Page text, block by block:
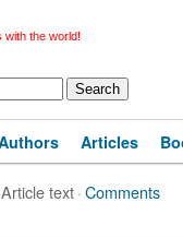
the world!
Articles
Article text·Comments